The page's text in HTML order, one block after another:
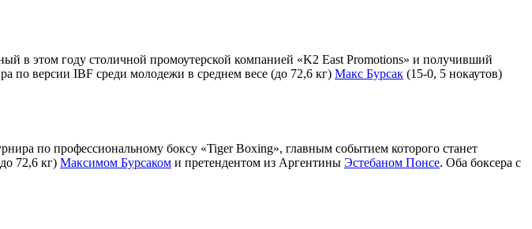
в этом году столичной промоутерской компанией «K2 East Promotions» и получивший
по версии IBF среди молодежи в среднем весе (до 72,6 кг) Макс Бурсак (15-0, 5 нокаутов)
по профессиональному боксу «Tiger Boxing», главным событием которого станет
72,6 кг) Максимом Бурсаком и претендентом из Аргентины Эстебаном Понсе. Оба боксера с